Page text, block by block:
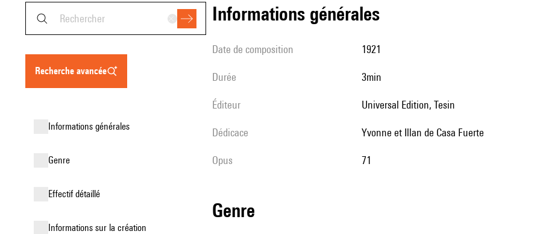
recherche avancée
informations générales
genre
effectif détaillé
informations sur la création
informations générales
date de composition 1921
durée 3min
éditeur Universal Edition, Tesin
Dédicace Yvonne et Illan de Casa Fuerte
Opus 71
genre